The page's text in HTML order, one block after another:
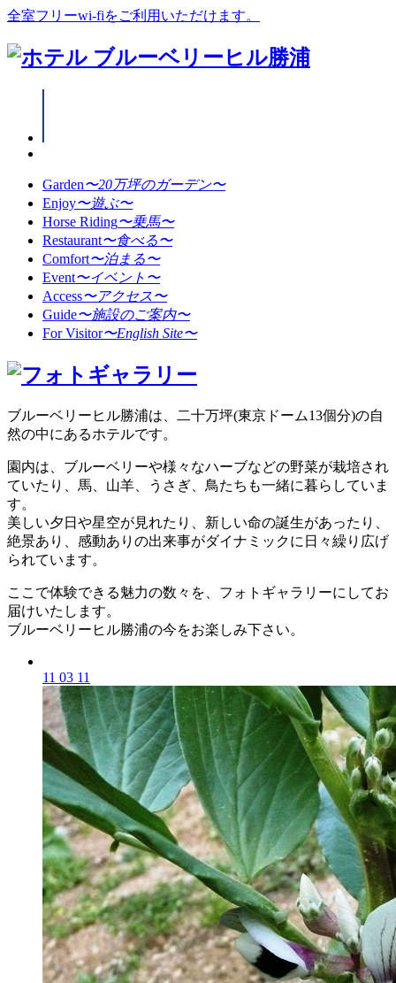
全室フリーwi-fiをご利用いただけます。
Garden〜20万坪のガーデン〜
Enjoy〜遊ぶ〜
Horse Riding〜乗馬〜
Restaurant〜食べる〜
Comfort〜泊まる〜
Event〜イベント〜
Access〜アクセス〜
Guide〜施設のご案内〜
For Visitor〜English Site〜
ブルーベリーヒル勝浦は、二十万坪(東京ドーム13個分)の自
然の中にあるホテルです。
園内は、ブルーベリーや様々なハーブなどの野菜が栽培され
ていたり、馬、山羊、うさぎ、鳥たちも一緒に暮らしていま
す。
美しい夕日や星空が見れたり、新しい命の誕生があったり、
絶景あり、感動ありの出来事がダイナミックに日々繰り広げ
られています。
ここで体験できる魅力の数々を、フォトギャラリーにしてお
届けいたします。
ブルーベリーヒル勝浦の今をお楽しみ下さい。
11 03 11